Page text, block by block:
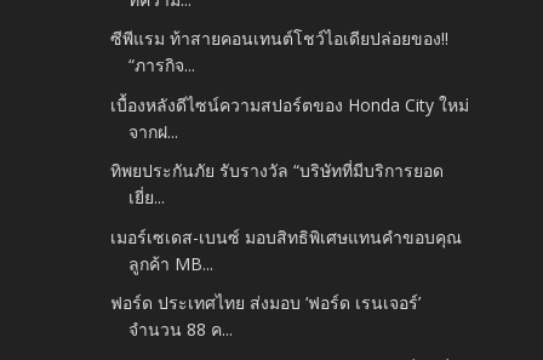
ซีพีแรม ท้าสายคอนเทนต์โชว์ไอเดียปล่อยของ!!
“ภารกิจ...
เบื้องหลังดีไซน์ความสปอร์ตของ Honda City ใหม่
จากฝ...
ทิพยประกันภัย รับรางวัล “บริษัทที่มีบริการยอด
เยี่ย...
เมอร์เซเดส-เบนซ์ มอบสิทธิพิเศษแทนคำขอบคุณ
ลูกค้า MB...
ฟอร์ด ประเทศไทย ส่งมอบ ‘ฟอร์ด เรนเจอร์’
จำนวน 88 ค...